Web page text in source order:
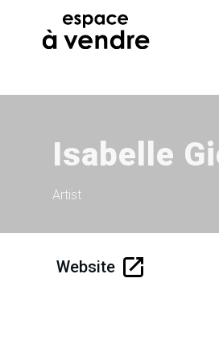
Isabelle
Artist
Website